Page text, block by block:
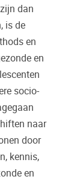
dan
is de
en
en
socio-
naar
door
kennis,
en